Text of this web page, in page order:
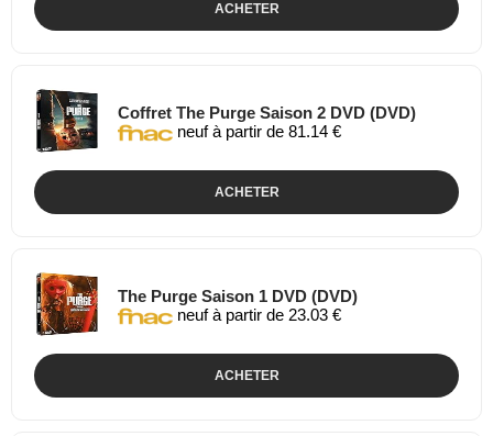
ACHETER
Coffret The Purge Saison 2 DVD (DVD)
neuf à partir de 81.14 €
ACHETER
The Purge Saison 1 DVD (DVD)
neuf à partir de 23.03 €
ACHETER